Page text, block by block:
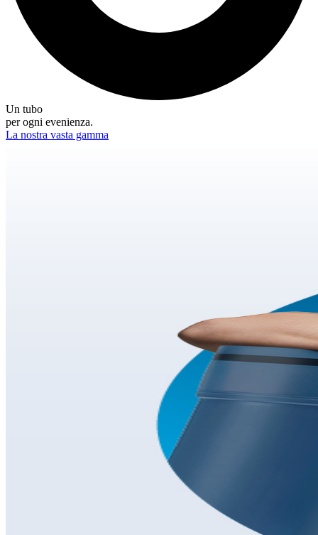
Un tubo
per ogni evenienza.
La nostra vasta gamma